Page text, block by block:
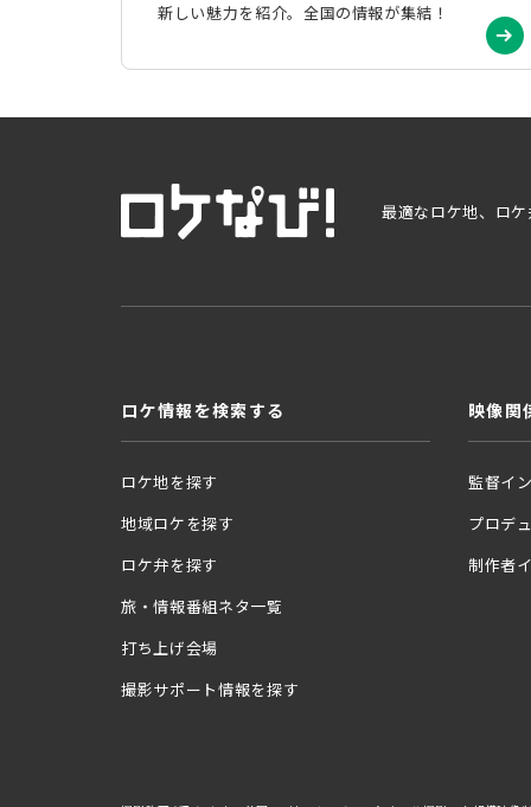
新しい魅力を紹介。全国の情報が集結！
最適なロケ地、ロ
ロケ情報を検索する
ロケ地を探す
地域ロケを探す
ロケ弁を探す
旅・情報番組ネタ一覧
打ち上げ会場
撮影サポート情報を探す
映像関
監督イ
プロデ
制作者